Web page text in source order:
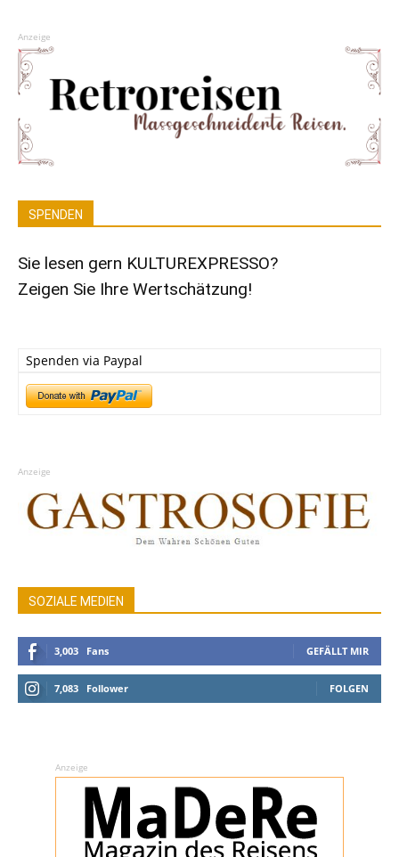
Anzeige
SPENDEN
Sie lesen gern KULTUREXPRESSO?
Zeigen Sie Ihre Wertschätzung!
Spenden via Paypal
Anzeige
SOZIALE MEDIEN
3,003 Fans GEFÄLLT MIR
7,083 Follower FOLGEN
Anzeige